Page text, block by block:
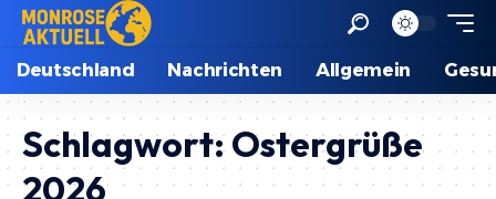
Deutschland Nachrichten Allgemein
Schlagwort:Ostergrüße
2026